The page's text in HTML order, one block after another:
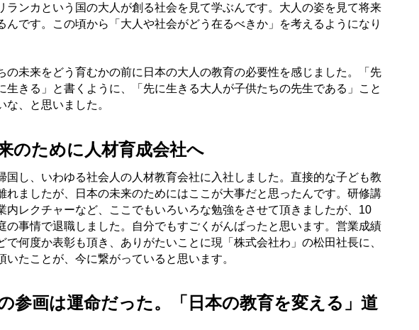
ランカという国の大人が創る社会を見て学ぶんです。大人の姿を見て将来
んです。この頃から「大人や社会がどう在るべきか」を考えるようになり
の未来をどう育むかの前に日本の大人の教育の必要性を感じました。「先
生きる」と書くように、「先に生きる大人が子供たちの先生である」こと
な、と思いました。
のために人材育成会社へ
国し、いわゆる社会人の人材教育会社に入社しました。直接的な子ども教
れましたが、日本の未来のためにはここが大事だと思ったんです。研修講
内レクチャーなど、ここでもいろいろな勉強をさせて頂きましたが、10
の事情で退職しました。自分でもすごくがんばったと思います。営業成績
で何度か表彰も頂き、ありがたいことに現「株式会社わ」の松田社長に、
いたことが、今に繋がっていると思います。
の参画は運命だった。「日本の教育を変える」道